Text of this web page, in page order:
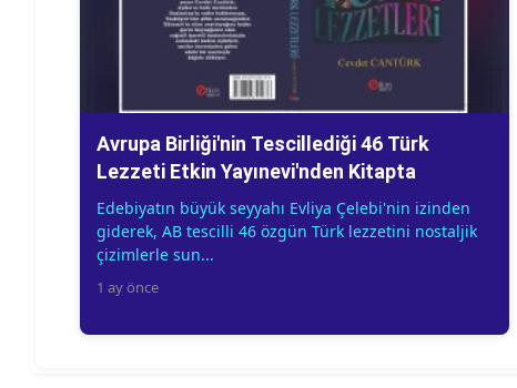
Avrupa Birliği'nin Tescillediği 46 Türk
Lezzeti Etkin Yayınevi'nden Kitapta
Edebiyatın büyük seyyahı Evliya Çelebi'nin izinden
giderek, AB tescilli 46 özgün Türk lezzetini nostaljik
çizimlerle sun...
1 ay önce